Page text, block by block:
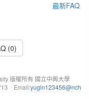
最新FAQ
(0)
版權所有 國立中興大學
Email:yugin123456@nch